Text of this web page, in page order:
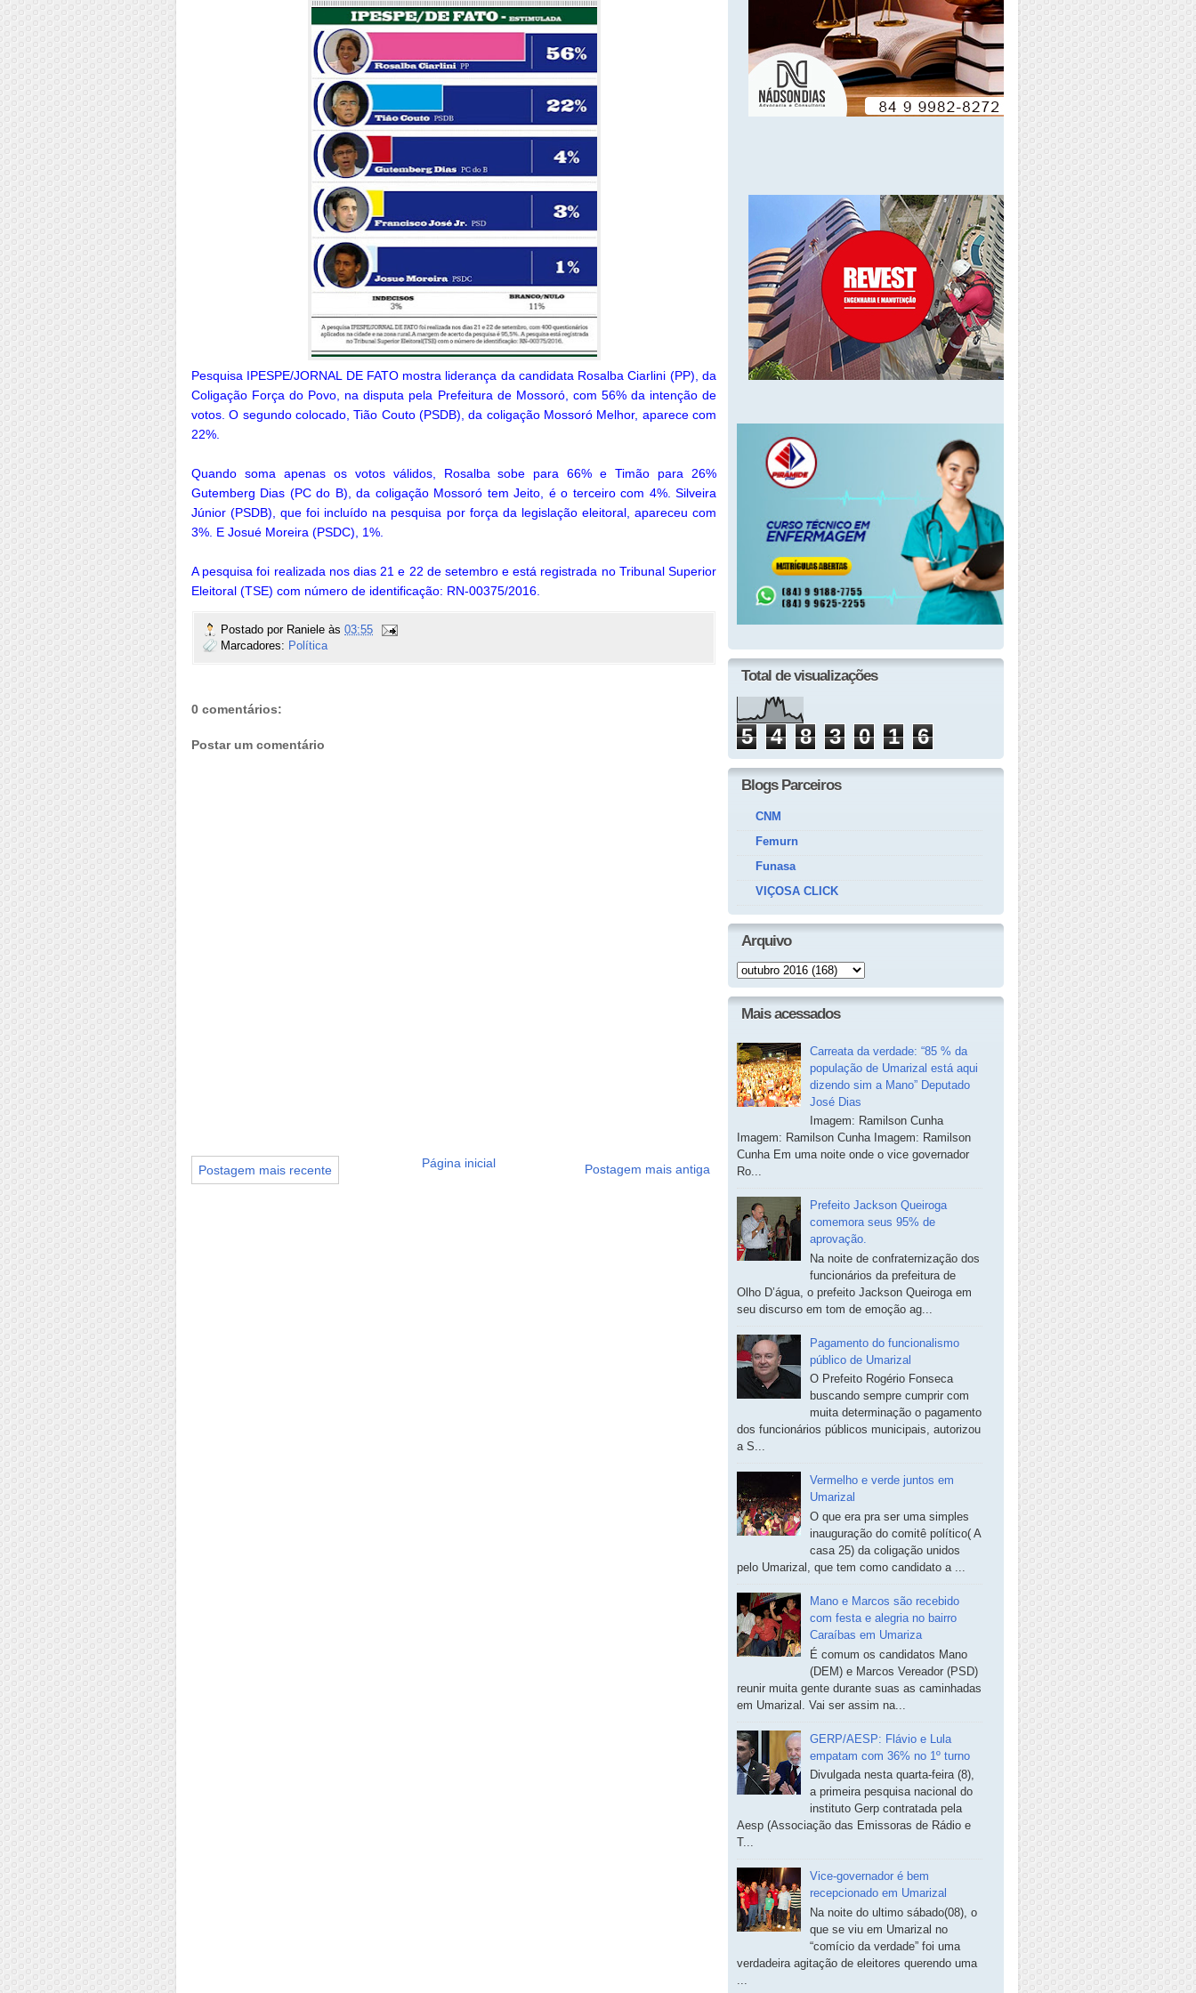
Pesquisa IPESPE/JORNAL DE FATO mostra liderança da candidata Rosalba Ciarlini (PP), da
Coligação Força do Povo, na disputa pela Prefeitura de Mossoró, com 56% da intenção de
votos. O segundo colocado, Tião Couto (PSDB), da coligação Mossoró Melhor, aparece com
22%.
Quando soma apenas os votos válidos, Rosalba sobe para 66% e Timão para 26%
Gutemberg Dias (PC do B), da coligação Mossoró tem Jeito, é o terceiro com 4%. Silveira
Júnior (PSDB), que foi incluído na pesquisa por força da legislação eleitoral, apareceu com
3%. E Josué Moreira (PSDC), 1%.
A pesquisa foi realizada nos dias 21 e 22 de setembro e está registrada no Tribunal Superior
Eleitoral (TSE) com número de identificação: RN-00375/2016.
Postado por Raniele às 03:55
Marcadores: Política
0 comentários:
Postar um comentário
Postagem mais recente Postagem mais antiga
Página inicial
Total de visualizações
5 4 8 3 0 1 6
Blogs Parceiros
CNM
Femurn
Funasa
VIÇOSA CLICK
Arquivo
Mais acessados
Carreata da verdade: “85 % da
população de Umarizal está aqui
dizendo sim a Mano” Deputado
José Dias
Imagem: Ramilson Cunha
Imagem: Ramilson Cunha Imagem: Ramilson
Cunha Em uma noite onde o vice governador
Ro...
Prefeito Jackson Queiroga
comemora seus 95% de
aprovação.
Na noite de confraternização dos
funcionários da prefeitura de
Olho D’água, o prefeito Jackson Queiroga em
seu discurso em tom de emoção ag...
Pagamento do funcionalismo
público de Umarizal
O Prefeito Rogério Fonseca
buscando sempre cumprir com
muita determinação o pagamento
dos funcionários públicos municipais, autorizou
a S...
Vermelho e verde juntos em
Umarizal
O que era pra ser uma simples
inauguração do comitê político( A
casa 25) da coligação unidos
pelo Umarizal, que tem como candidato a ...
Mano e Marcos são recebido
com festa e alegria no bairro
Caraíbas em Umariza
É comum os candidatos Mano
(DEM) e Marcos Vereador (PSD)
reunir muita gente durante suas as caminhadas
em Umarizal. Vai ser assim na...
GERP/AESP: Flávio e Lula
empatam com 36% no 1º turno
Divulgada nesta quarta-feira (8),
a primeira pesquisa nacional do
instituto Gerp contratada pela
Aesp (Associação das Emissoras de Rádio e
T...
Vice-governador é bem
recepcionado em Umarizal
Na noite do ultimo sábado(08), o
que se viu em Umarizal no
“comício da verdade” foi uma
verdadeira agitação de eleitores querendo uma